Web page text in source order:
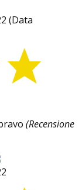
(Data
(Recensione